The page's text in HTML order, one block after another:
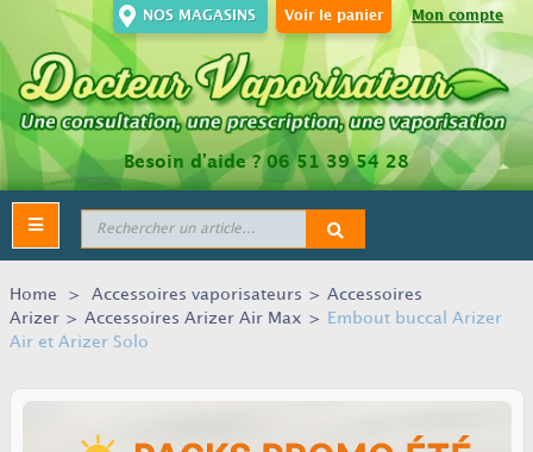
Mon compte
Voir le panier
NOS MAGASINS
Besoin d’aide ?06 51 39 54 28
Toggle
navigation
Home > Accessoires vaporisateurs > Accessoires
Arizer > Accessoires Arizer Air Max >
Embout buccal Arizer
Air et Arizer Solo